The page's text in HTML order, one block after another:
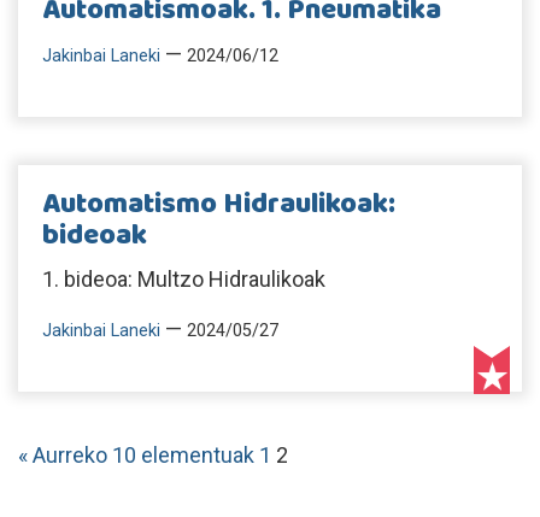
Automatismoak. 1. Pneumatika
Jakinbai Laneki — 2024/06/12
Automatismo Hidraulikoak:
bideoak
1. bideoa: Multzo Hidraulikoak
Jakinbai Laneki — 2024/05/27
« Aurreko 10 elementuak 1 2